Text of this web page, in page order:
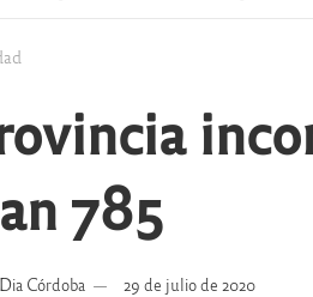
785
Córdoba 29 de julio de 2020